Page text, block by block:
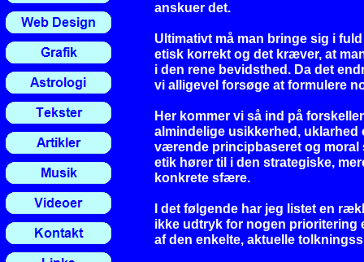
anskuer det.
Ultimativt må man bringe sig i
etisk korrekt og det kræver, at
i den rene bevidsthed. Da det
vi alligevel forsøge at formulere
Her kommer vi så ind på
almindelige usikkerhed,
værende principbaseret og moral
etik hører til i den strategiske,
konkrete sfære.
I det følgende har jeg listet en
ikke udtryk for nogen prioritering
af den enkelte, aktuelle